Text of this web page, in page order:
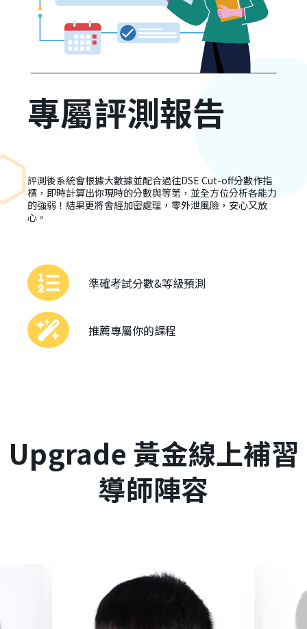
專屬評測報告
評測後系統會根據大數據並配合過往DSE Cut-off分數作指
標，即時計算出你現時的分數與等第，並全方位分析各能力
的強弱！結果更將會經加密處理，零外泄風險，安心又放
心。
準確考試分數&等級預測
推薦專屬你的課程
Upgrade 黃金線上補習
導師陣容